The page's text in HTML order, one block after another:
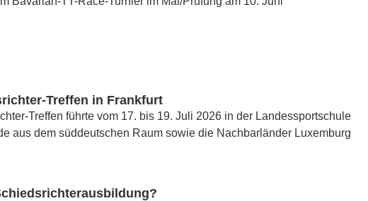
Treffen in Frankfurt
Treffen führte vom 17. bis 19. Juli 2026 in der Landessportschule
aus dem süddeutschen Raum sowie die Nachbarländer Luxemburg